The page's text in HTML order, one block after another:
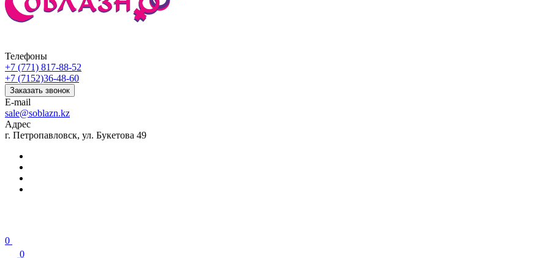
Телефоны
+7 (771) 817-88-52
+7 (7152)36-48-60
Заказать звонок
E-mail
sale@soblazn.kz
Адрес
г. Петропавловск, ул. Букетова 49
0
0